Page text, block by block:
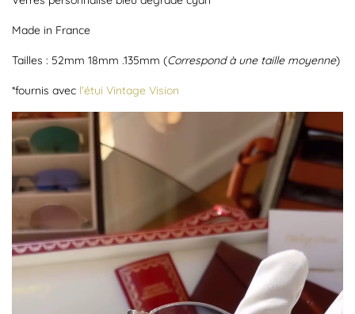
Made in France
Tailles : 52mm 18mm .135mm (Correspond à une taille moyenne)
*fournis avec l'étui Vintage Vision